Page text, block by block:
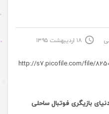
۱۸ اردیبهشت ۱۳۹۵
بازیگری فوتبال ساحلی